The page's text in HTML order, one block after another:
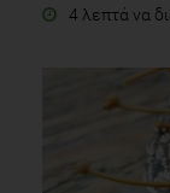
4 λεπτά να